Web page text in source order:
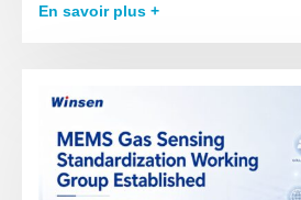
En savoir plus +